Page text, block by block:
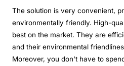
The solution is very convenient,
environmentally friendly. High-
best on the market. They are
and their environmental
Moreover, you don't have to